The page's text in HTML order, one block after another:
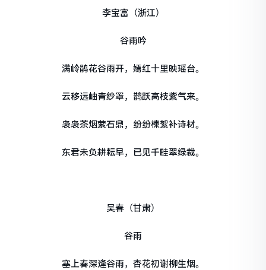
李宝富（浙江）
谷雨吟
满岭鹃花谷雨开，嫣红十里映瑶台。
云移远岫青纱罩，鹊跃高枝紫气来。
袅袅茶烟萦石鼎，纷纷楝絮补诗材。
东君未负耕耘早，已见千畦翠绿裁。
吴春（甘肃）
谷雨
塞上春深逢谷雨，杏花初谢柳生烟。